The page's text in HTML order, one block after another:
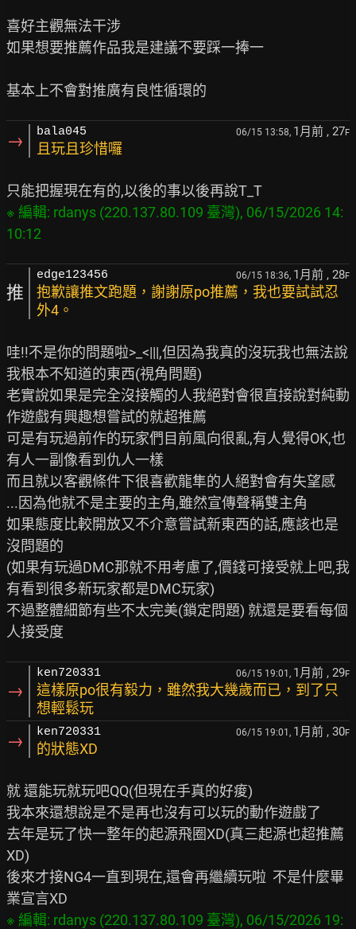
喜好主觀無法干涉
如果想要推薦作品我是建議不要踩一捧一
→ bala045 06/15 13:58, 1月前 , 27F
且玩且珍惜囉
※ 編輯: rdanys (220.137.80.109 臺灣), 06/15/2026 14:
推
edge123456 06/15 18:36, 1月前 , 28F
抱歉讓推文跑題，謝謝原po推薦，我也要試試忍
外4。
哇!!不是你的問題啦>_<|||,但因為我真的沒玩我也無法說
我根本不知道的東西(視角問題)
老實說如果是完全沒接觸的人我絕對會很直接說對純動
作遊戲有興趣想嘗試的就超推薦
可是有玩過前作的玩家們目前風向很亂,有人覺得OK,也
有人一副像看到仇人一樣
而且就以客觀條件下很喜歡龍隼的人絕對會有失望感
...因為他就不是主要的主角,雖然宣傳聲稱雙主角
如果態度比較開放又不介意嘗試新東西的話,應該也是
沒問題的
(如果有玩過DMC那就不用考慮了,價錢可接受就上吧,我
有看到很多新玩家都是DMC玩家)
不過整體細節有些不太完美(鎖定問題) 就還是要看每個
→
ken720331 06/15 19:01, 1月前 , 29F
這樣原po很有毅力，雖然我大幾歲而已，到了只
想輕鬆玩
→ ken720331 06/15 19:01, 1月前 , 30F
的狀態XD
就 還能玩就玩吧QQ(但現在手真的好痠)
我本來還想說是不是再也沒有可以玩的動作遊戲了
去年是玩了快一整年的起源飛圈XD(真三起源也超推薦
XD)
後來才接NG4一直到現在,還會再繼續玩啦  不是什麼畢
※ 編輯: rdanys (220.137.80.109 臺灣), 06/15/2026 19: